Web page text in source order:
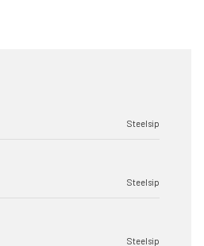
Steelsip
Steelsip
Steelsip